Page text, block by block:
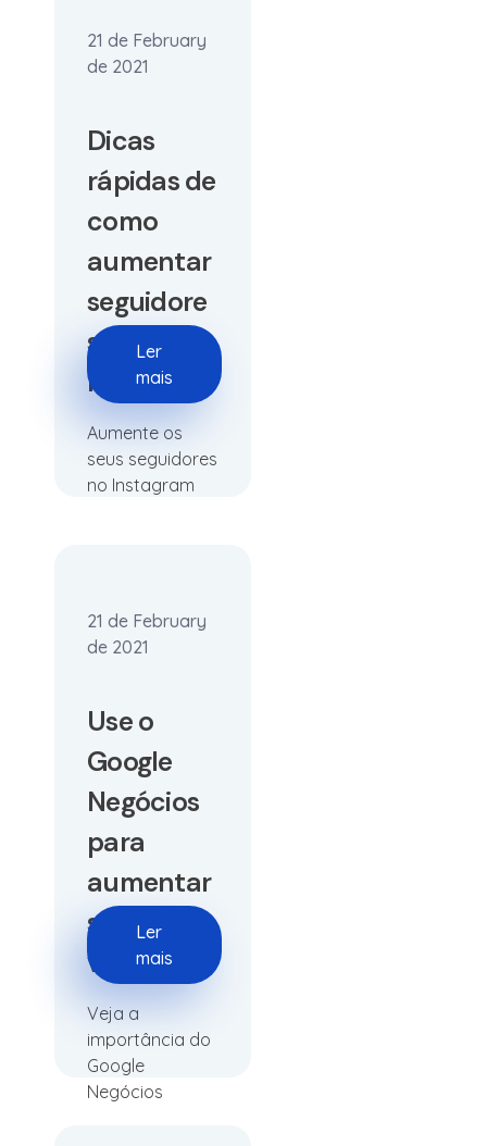
21 de February
de 2021
Dicas
rápidas de
como
aumentar
seguidore
s no
Instagram
Aumente os
seus seguidores
no Instagram
Ler
mais
21 de February
de 2021
Use o
Google
Negócios
para
aumentar
suas
vendas
Veja a
importância do
Google
Negócios
Ler
mais